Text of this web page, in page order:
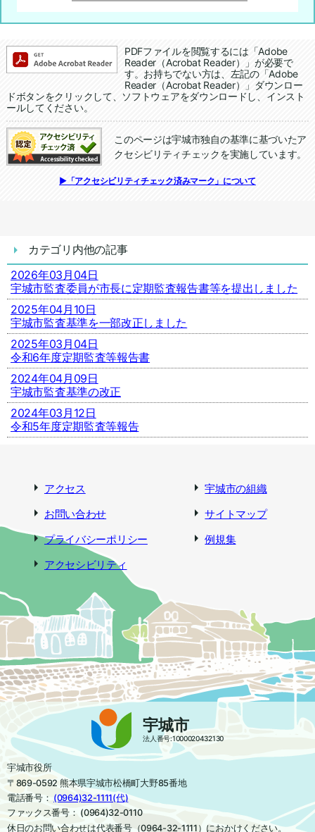
追加情報：PDFファイルPDFファイルを閲覧するには「Adobe
Reader（Acrobat Reader）」が必要で
す。お持ちでない方は、左記の「Adobe
Reader（Acrobat Reader）」ダウンロー
ドボタンをクリックして、ソフトウェアをダウンロードし、インスト
ールしてください。
追加情報：アクセシビリティチェック
このページは宇城市独自の基準に基づいたア
クセシビリティチェックを実施しています。
▶「アクセシビリティチェック済みマーク」について
カテゴリ内他の記事
2026年03月04日
宇城市監査委員が市長に定期監査報告書等を提出しました
2025年04月10日
宇城市監査基準を一部改正しました
2025年03月04日
令和6年度定期監査等報告書
2024年04月09日
宇城市監査基準の改正
2024年03月12日
令和5年度定期監査等報告
アクセス
宇城市の組織
お問い合わせ
サイトマップ
プライバシーポリシー
例規集
アクセシビリティ
宇城市
法人番号:1000020432130
宇城市役所
〒869-0592 熊本県宇城市松橋町大野85番地
電話番号： (0964)32-1111(代)
ファックス番号： (0964)32-0110
休日のお問い合わせは代表番号（0964-32-1111）におかけください。